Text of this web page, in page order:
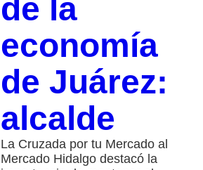
de la
economía
de Juárez:
alcalde
La Cruzada por tu Mercado al
Mercado Hidalgo destacó la